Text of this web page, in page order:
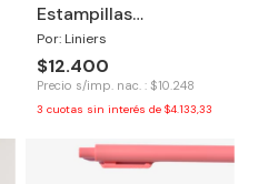
Estampillas
Macanudo
Por: Liniers
$12.400
Precio s/imp. nac. : $10.248
3 cuotas sin interés de $4.133,33